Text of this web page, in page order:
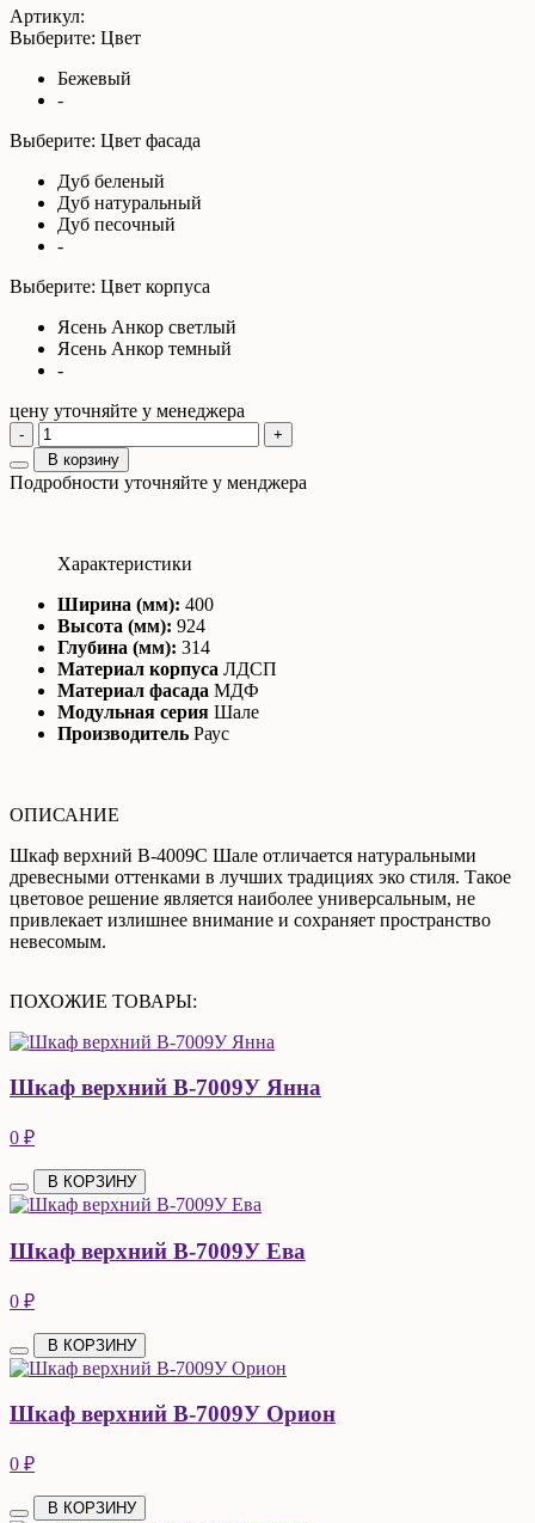
Артикул:
Выберите: Цвет
Бежевый
-
Выберите: Цвет фасада
Дуб беленый
Дуб натуральный
Дуб песочный
-
Выберите: Цвет корпуса
Ясень Анкор светлый
Ясень Анкор темный
-
цену уточняйте у менеджера
-
+
В корзину
Подробности уточняйте у менджера
Характеристики
Ширина (мм): 400
Высота (мм): 924
Глубина (мм): 314
Материал корпуса ЛДСП
Материал фасада МДФ
Модульная серия Шале
Производитель Раус
ОПИСАНИЕ
Шкаф верхний В-4009С Шале отличается натуральными
древесными оттенками в лучших традициях эко стиля. Такое
цветовое решение является наиболее универсальным, не
привлекает излишнее внимание и сохраняет пространство
невесомым.
ПОХОЖИЕ ТОВАРЫ:
Шкаф верхний В-7009У Янна
0 ₽
В КОРЗИНУ
Шкаф верхний В-7009У Ева
0 ₽
В КОРЗИНУ
Шкаф верхний В-7009У Орион
0 ₽
В КОРЗИНУ